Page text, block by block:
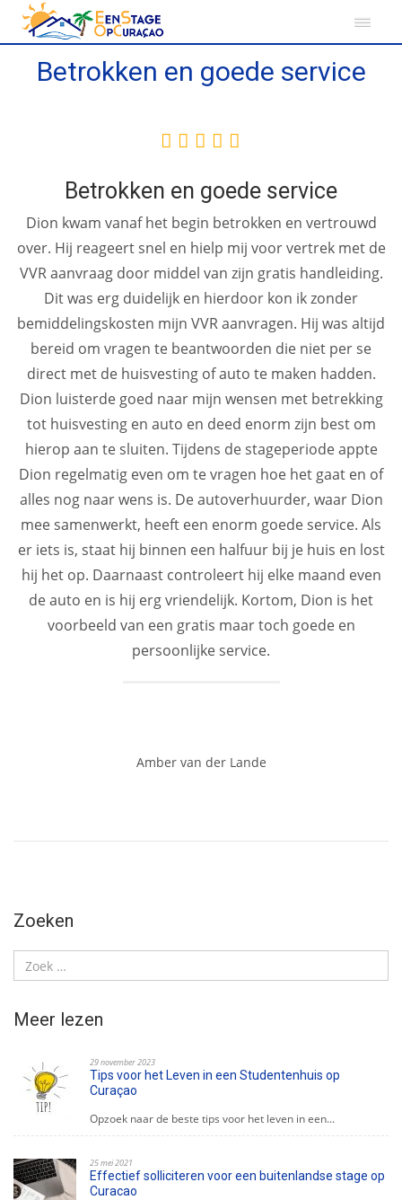
Betrokken en goede service
Betrokken en goede service
Dion kwam vanaf het begin betrokken en vertrouwd
over. Hij reageert snel en hielp mij voor vertrek met de
VVR aanvraag door middel van zijn gratis handleiding.
Dit was erg duidelijk en hierdoor kon ik zonder
bemiddelingskosten mijn VVR aanvragen. Hij was altijd
bereid om vragen te beantwoorden die niet per se
direct met de huisvesting of auto te maken hadden.
Dion luisterde goed naar mijn wensen met betrekking
tot huisvesting en auto en deed enorm zijn best om
hierop aan te sluiten. Tijdens de stageperiode appte
Dion regelmatig even om te vragen hoe het gaat en of
alles nog naar wens is. De autoverhuurder, waar Dion
mee samenwerkt, heeft een enorm goede service. Als
er iets is, staat hij binnen een halfuur bij je huis en lost
hij het op. Daarnaast controleert hij elke maand even
de auto en is hij erg vriendelijk. Kortom, Dion is het
voorbeeld van een gratis maar toch goede en
persoonlijke service.
Amber van der Lande
Zoeken
Meer lezen
29 november 2023
Tips voor het Leven in een Studentenhuis op
Curaçao
Opzoek naar de beste tips voor het leven in een...
25 mei 2021
Effectief solliciteren voor een buitenlandse stage op
Curacao